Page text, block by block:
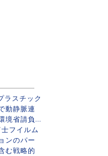
スチック
動静脈連
境省請負...
フイルム
ンのパー
む戦略的